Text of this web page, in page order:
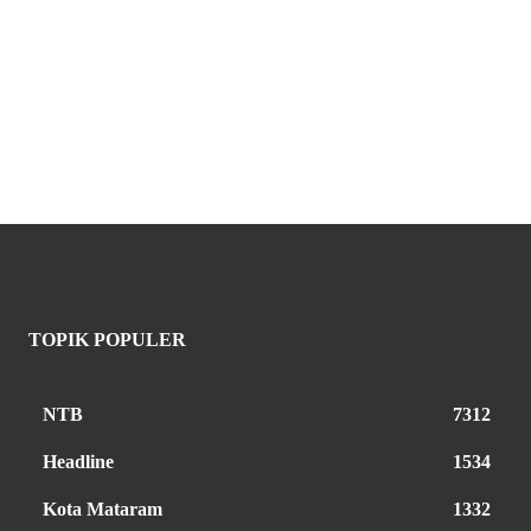
TOPIK POPULER
NTB 7312
Headline 1534
Kota Mataram 1332